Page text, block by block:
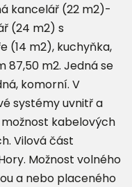
kancelář (22 m2)-
(24 m2) s
(14 m2), kuchyňka,
87,50 m2. Jedná se
komorní. V
systémy uvnitř a
kabelových
Vilová část
Možnost volného
a nebo placeného